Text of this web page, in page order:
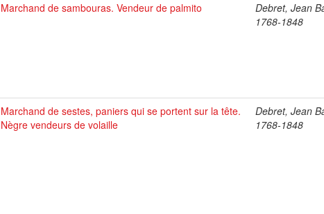
Marchand de sambouras. Vendeur de palmito
Debret, Jean
1768-1848
Marchand de sestes, paniers qui se portent sur la tête.
Nègre vendeurs de volaille
Debret, Jean
1768-1848